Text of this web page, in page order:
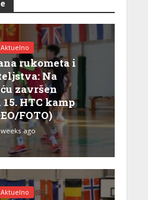
Aktuelno
rukometa i
Na
završen
HTC kamp
FOTO)
ago
Aktuelno